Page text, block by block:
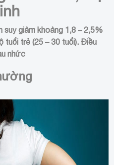
giảm khoảng 1,8 – 2,5%
tuổi trẻ (25 – 30 tuổi). Điều
nhức